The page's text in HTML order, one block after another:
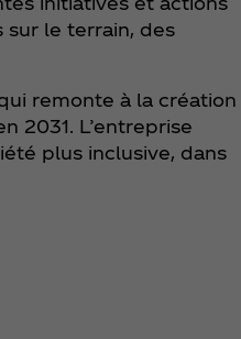
sur le terrain, des
remonte à la création
2031. L’entreprise
plus inclusive, dans